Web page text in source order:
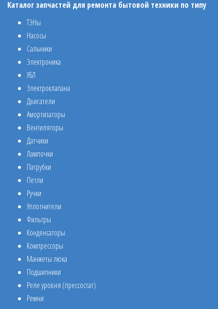
Каталог запчастей для ремонта бытовой техники по типу
ТЭНы
Насосы
Сальники
Электроника
УБЛ
Электроклапана
Двигатели
Амортизаторы
Вентиляторы
Датчики
Лампочки
Патрубки
Петли
Ручки
Уплотнители
Фильтры
Конденсаторы
Компрессоры
Манжеты люка
Подшипники
Реле уровня (прессостат)
Ремни